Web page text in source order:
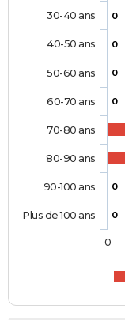
0
0
0
0
0
0
30-40 ans
40-50 ans
50-60 ans
60-70 ans
70-80 ans
80-90 ans
90-100 ans
Plus de 100 ans
0